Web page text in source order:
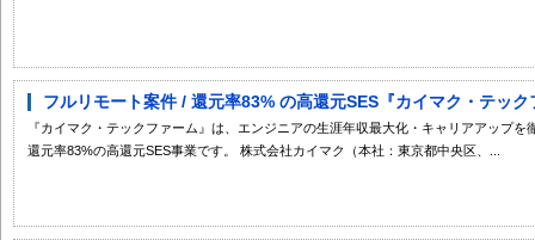
フルリモート案件 / 還元率83% の高還元SES『カイマク・テッ
『カイマク・テックファーム』は、エンジニアの生涯年収最大化・キャリアアップ
還元率83%の高還元SES事業です。 株式会社カイマク（本社：東京都中央区、...